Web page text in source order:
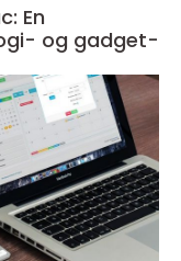
En
og gadget-